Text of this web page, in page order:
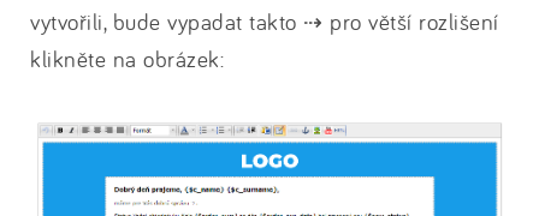
vytvořili, bude vypadat takto ⇢ pro větší rozlišení
klikněte na obrázek: